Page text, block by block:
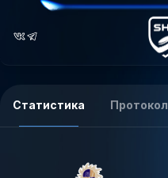
Статистика Протокол